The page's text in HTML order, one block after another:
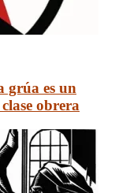
grúa es un
obrera